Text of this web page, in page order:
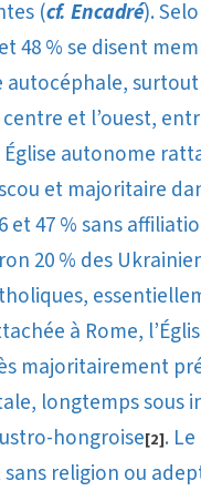
(cf. Encadré).
48 % se disent
autocéphale, surtout
et l’ouest,
autonome
et majoritaire
et 47 % sans
20 % des
à Rome,
majoritairement
longtemps sous
hongroise[2].
religion ou